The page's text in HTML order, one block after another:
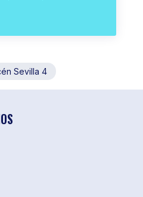
Sevilla 4